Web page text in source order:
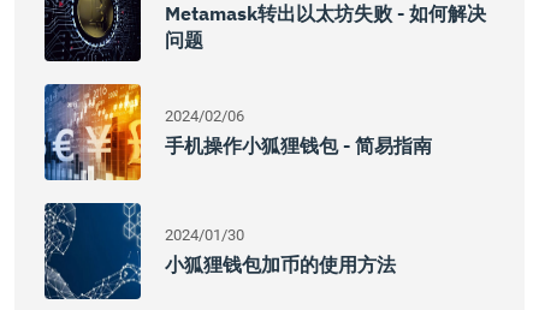
Metamask转出以太坊失败 - 如何解决
问题
2024/02/06
手机操作小狐狸钱包 - 简易指南
2024/01/30
小狐狸钱包加币的使用方法